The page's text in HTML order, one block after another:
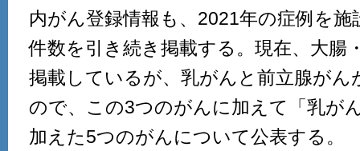
内がん登録情報も、2021年の症例を施
件数を引き続き掲載する。現在、大腸
掲載しているが、乳がんと前立腺がん
ので、この3つのがんに加えて「乳が
加えた5つのがんについて公表する。